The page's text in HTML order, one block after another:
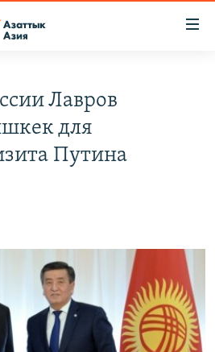
Лавров
для
Путина